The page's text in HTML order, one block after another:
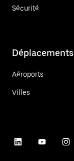
Sécurité
Déplacements
Aéroports
Villes